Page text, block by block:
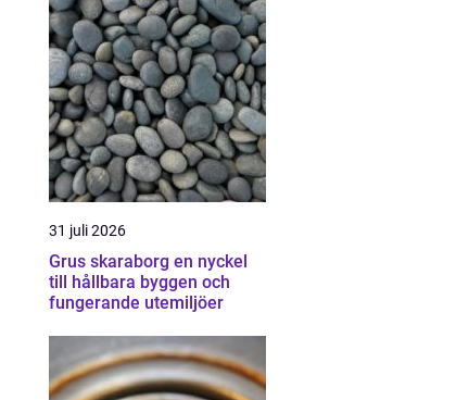
31 juli 2026
Grus skaraborg en nyckel
till hållbara byggen och
fungerande utemiljöer